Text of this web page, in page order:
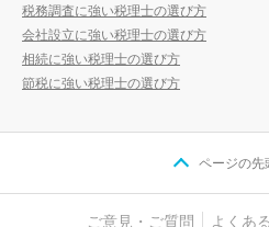
税務調査に強い税理士の選び方
会社設立に強い税理士の選び方
相続に強い税理士の選び方
節税に強い税理士の選び方
ページの先
ご意見・ご質問 よくあ